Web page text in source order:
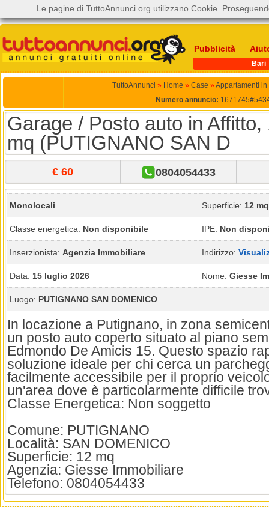
Pubblicità
Bari
TuttoAnnunci » Home » Case » Appartamenti in
Numero annuncio:
Garage / Posto auto in Affitto,
mq (PUTIGNANO SAN D
€ 60 0804054433
Monolocali Superficie: 12 mq
Classe energetica: Non disponibile IPE: Non
Inserzionista: Agenzia Immobiliare Indirizzo:
Data: 15 luglio 2026 Nome: Giesse
Luogo: PUTIGNANO SAN DOMENICO
In locazione a Putignano, in zona
un posto auto coperto situato al piano
Edmondo De Amicis 15. Questo spazio
soluzione ideale per chi cerca un
facilmente accessibile per il proprio
un'area dove è particolarmente difficile
Classe Energetica: Non soggetto
Comune: PUTIGNANO
Località: SAN DOMENICO
Superficie: 12 mq
Agenzia: Giesse Immobiliare
Telefono: 0804054433
Le pagine di TuttoAnnunci.org utilizzano Cookie.